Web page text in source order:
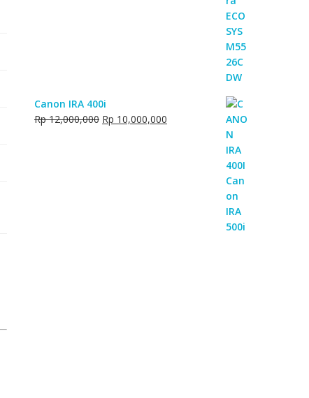
Canon IRA 400i
Rp12,000,000 Original
Rp 10,000,000
Rp 10,000,000.